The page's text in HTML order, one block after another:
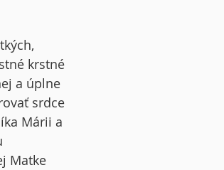
krstné
a úplne
srdce
Márii a
Matke